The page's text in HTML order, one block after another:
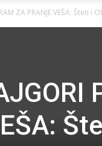
ZA PRANJE VEŠA: Šteti i